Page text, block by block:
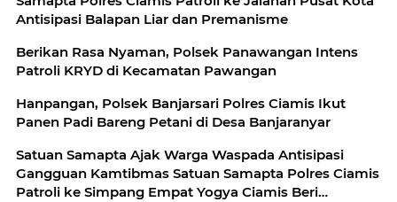
Antisipasi Balapan Liar dan Premanisme
Berikan Rasa Nyaman, Polsek Panawangan Intens
Patroli KRYD di Kecamatan Pawangan
Hanpangan, Polsek Banjarsari Polres Ciamis Ikut
Panen Padi Bareng Petani di Desa Banjaranyar
Satuan Samapta Ajak Warga Waspada Antisipasi
Gangguan Kamtibmas Satuan Samapta Polres Ciamis
Patroli ke Simpang Empat Yogya Ciamis Beri